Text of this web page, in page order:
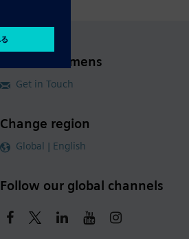
Contact Siemens
Get in Touch
Change region
Global | English
Follow our global channels